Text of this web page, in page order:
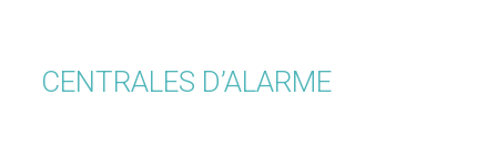
CENTRALES D’ALARME